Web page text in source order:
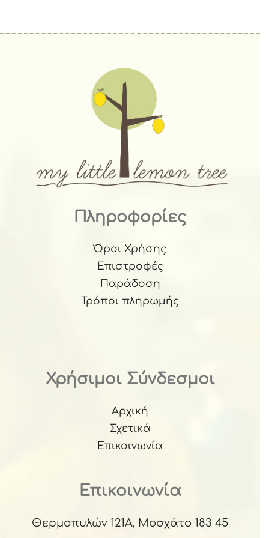
Πληροφορίες
Όροι Χρήσης
Επιστροφές
Παράδοση
Τρόποι πληρωμής
Χρήσιμοι Σύνδεσμοι
Αρχική
Σχετικά
Επικοινωνία
Επικοινωνία
Θερμοπυλών 121Α, Μοσχάτο 183 45